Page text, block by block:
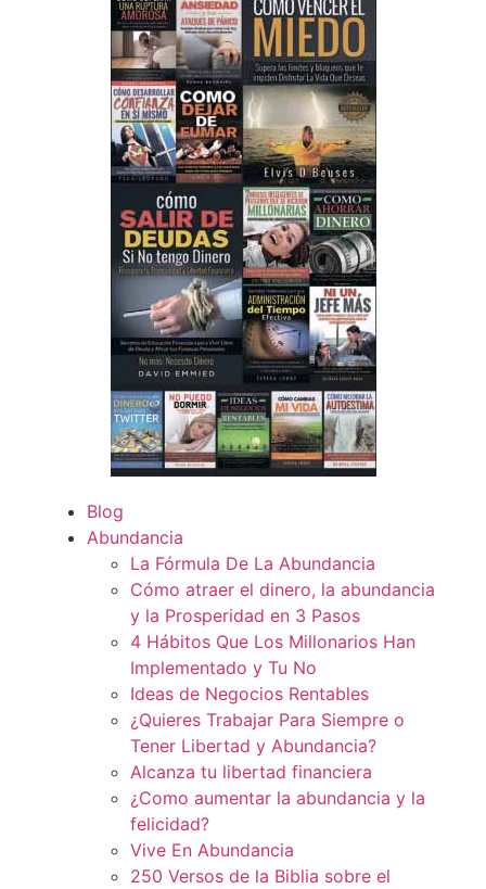
Blog
Abundancia
La Fórmula De La Abundancia
Cómo atraer el dinero, la abundancia
y la Prosperidad en 3 Pasos
4 Hábitos Que Los Millonarios Han
Implementado y Tu No
Ideas de Negocios Rentables
¿Quieres Trabajar Para Siempre o
Tener Libertad y Abundancia?
Alcanza tu libertad financiera
¿Como aumentar la abundancia y la
felicidad?
Vive En Abundancia
250 Versos de la Biblia sobre el